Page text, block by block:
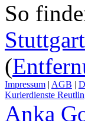
So
Stuttgart
(
Impressum | AGB |
Kurierdienste
Anka